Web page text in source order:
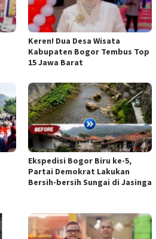
Keren! Dua Desa Wisata
Kabupaten Bogor Tembus Top
15 Jawa Barat
Ekspedisi Bogor Biru ke-5,
Partai Demokrat Lakukan
Bersih-bersih Sungai di Jasinga